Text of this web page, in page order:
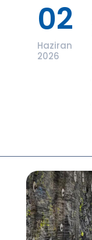
02
Haziran
2026